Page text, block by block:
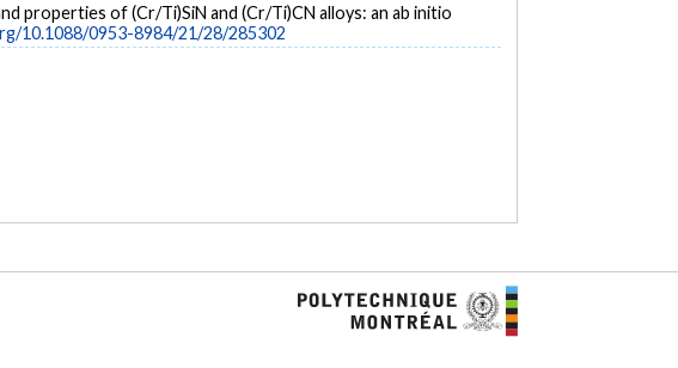
properties of (Cr/Ti)SiN and (Cr/Ti)CN alloys: an ab initio
10.1088/0953-8984/21/28/285302